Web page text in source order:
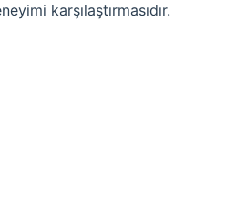
karşılaştırmasıdır.